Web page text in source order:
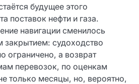
будущее этого
поставок нефти и газа.
навигации сменилось
закрытием: судоходство
ограничено, а возврат
перевозок, по оценкам
только месяцы, но, вероятно,